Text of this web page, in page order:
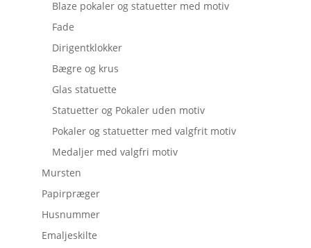
Blaze pokaler og statuetter med motiv
Fade
Dirigentklokker
Bægre og krus
Glas statuette
Statuetter og Pokaler uden motiv
Pokaler og statuetter med valgfrit motiv
Medaljer med valgfri motiv
Mursten
Papirpræger
Husnummer
Emaljeskilte